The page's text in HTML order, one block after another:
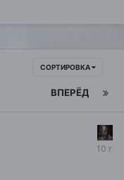
СОРТИРОВКА
ВПЕРЁД